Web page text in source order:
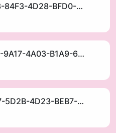
image_9ABE5563-84F3-4D28-BFD0-3B2326B587F7_1752404796.jpeg
image_FFB88482-9A17-4A03-B1A9-61C66DE53EEC_1752404769.jpeg
image_EC3B9B57-5D2B-4D23-BEB7-C5207200A42E_1752404729.jpeg